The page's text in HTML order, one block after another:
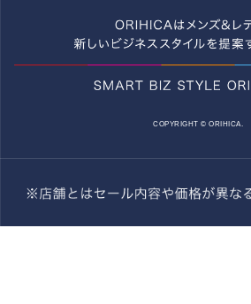
COPYRIGHT © ORIHICA.